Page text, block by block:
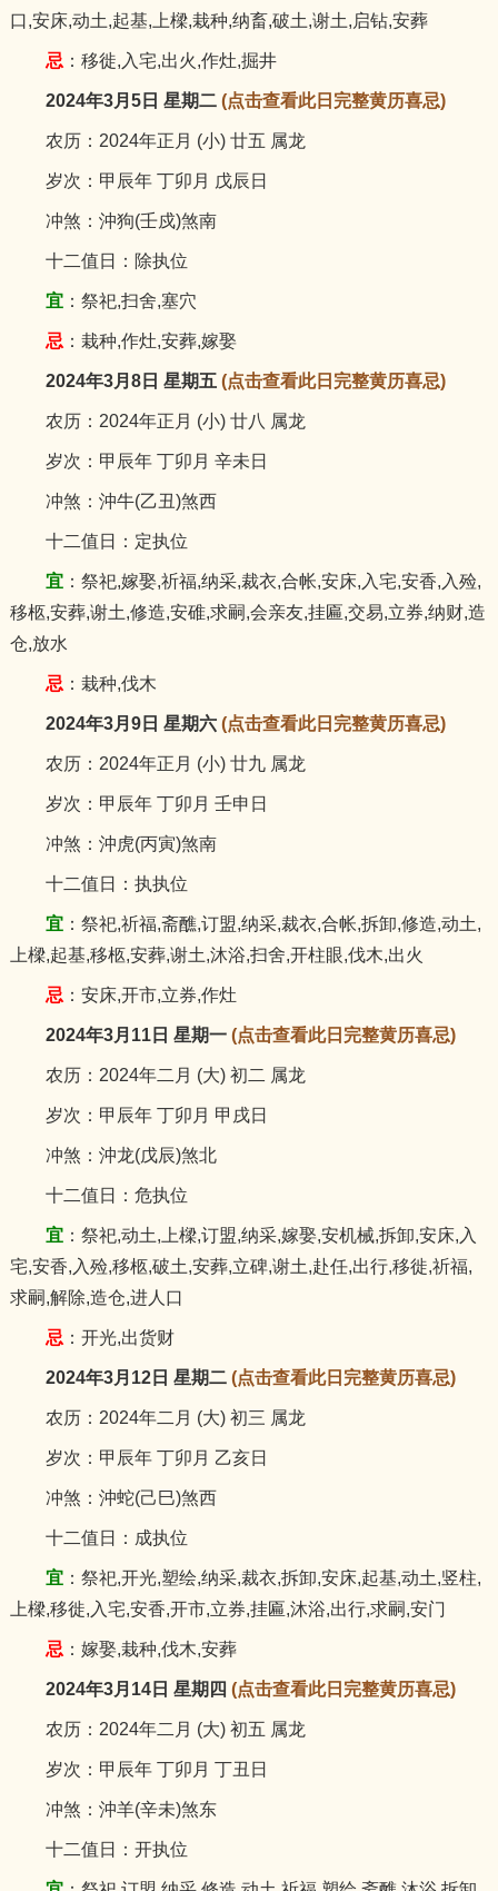
口,安床,动土,起基,上樑,栽种,纳畜,破土,谢土,启钻,安葬
忌 ：移徙,入宅,出火,作灶,掘井
2024年3月5日 星期二 (点击查看此日完整黄历喜忌)
农历：2024年正月 (小) 廿五 属龙
岁次：甲辰年 丁卯月 戊辰日
冲煞：沖狗(壬戍)煞南
十二值日：除执位
宜：祭祀,扫舍,塞穴
忌 ：栽种,作灶,安葬,嫁娶
2024年3月8日 星期五 (点击查看此日完整黄历喜忌)
农历：2024年正月 (小) 廿八 属龙
岁次：甲辰年 丁卯月 辛未日
冲煞：沖牛(乙丑)煞西
十二值日：定执位
宜：祭祀,嫁娶,祈福,纳采,裁衣,合帐,安床,入宅,安香,入殓,
移柩,安葬,谢土,修造,安碓,求嗣,会亲友,挂匾,交易,立券,纳财,造
仓,放水
忌 ：栽种,伐木
2024年3月9日 星期六 (点击查看此日完整黄历喜忌)
农历：2024年正月 (小) 廿九 属龙
岁次：甲辰年 丁卯月 壬申日
冲煞：沖虎(丙寅)煞南
十二值日：执执位
宜：祭祀,祈福,斋醮,订盟,纳采,裁衣,合帐,拆卸,修造,动土,
上樑,起基,移柩,安葬,谢土,沐浴,扫舍,开柱眼,伐木,出火
忌 ：安床,开市,立券,作灶
2024年3月11日 星期一 (点击查看此日完整黄历喜忌)
农历：2024年二月 (大) 初二 属龙
岁次：甲辰年 丁卯月 甲戌日
冲煞：沖龙(戊辰)煞北
十二值日：危执位
宜：祭祀,动土,上樑,订盟,纳采,嫁娶,安机械,拆卸,安床,入
宅,安香,入殓,移柩,破土,安葬,立碑,谢土,赴任,出行,移徙,祈福,
求嗣,解除,造仓,进人口
忌 ：开光,出货财
2024年3月12日 星期二 (点击查看此日完整黄历喜忌)
农历：2024年二月 (大) 初三 属龙
岁次：甲辰年 丁卯月 乙亥日
冲煞：沖蛇(己巳)煞西
十二值日：成执位
宜：祭祀,开光,塑绘,纳采,裁衣,拆卸,安床,起基,动土,竖柱,
上樑,移徙,入宅,安香,开市,立券,挂匾,沐浴,出行,求嗣,安门
忌 ：嫁娶,栽种,伐木,安葬
2024年3月14日 星期四 (点击查看此日完整黄历喜忌)
农历：2024年二月 (大) 初五 属龙
岁次：甲辰年 丁卯月 丁丑日
冲煞：沖羊(辛未)煞东
十二值日：开执位